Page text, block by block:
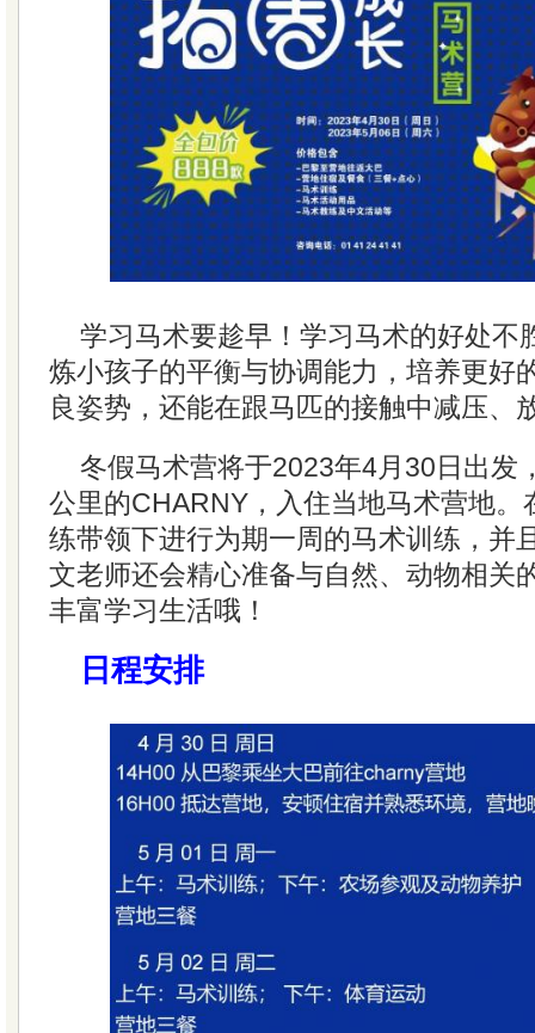
学习马术要趁早！学习马术的好处不
炼小孩子的平衡与协调能力，培养更好
良姿势，还能在跟马匹的接触中减压、
冬假马术营将于2023年4月30日出发
公里的CHARNY，入住当地马术营地。
练带领下进行为期一周的马术训练，并
文老师还会精心准备与自然、动物相关
丰富学习生活哦！
日程安排